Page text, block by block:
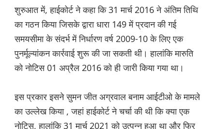
शुरुआत में, हाईकोर्ट ने कहा कि 31 मार्च 2016 ने अंतिम तिथि
का गठन किया जिसके द्वारा धारा 149 में प्रदान की गई
समयसीमा के संदर्भ में निर्धारण वर्ष 2009-10 के लिए एक
पुनर्मूल्यांकन कार्रवाई शुरू की जा सकती थी। हालांकि मारुति
को नोटिस 01 अप्रैल 2016 को ही जारी किया गया था।
इस प्रकार इसने सुमन जीत अग्रवाल बनाम आईटीओ के मामले
का उल्लेख किया , जहां हाईकोर्ट ने चर्चा की थी कि क्या एक
नोटिस, हालांकि 31 मार्च 2021 को उत्पन्न हुआ था और फिर